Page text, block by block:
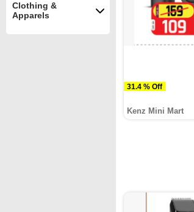
Clothing &
Apparels
31.4 % Off
Kenz Mini Mart